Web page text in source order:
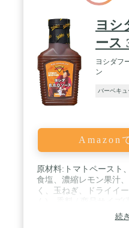
ヨシ
ース
ヨシダフ
ン
バーベキュ
Amazon
原材料:トマトペースト
食塩、濃縮レモン果汁
く、玉ねぎ、ドライイ
幅):15.8cm×4.4cm×7.8cm
続